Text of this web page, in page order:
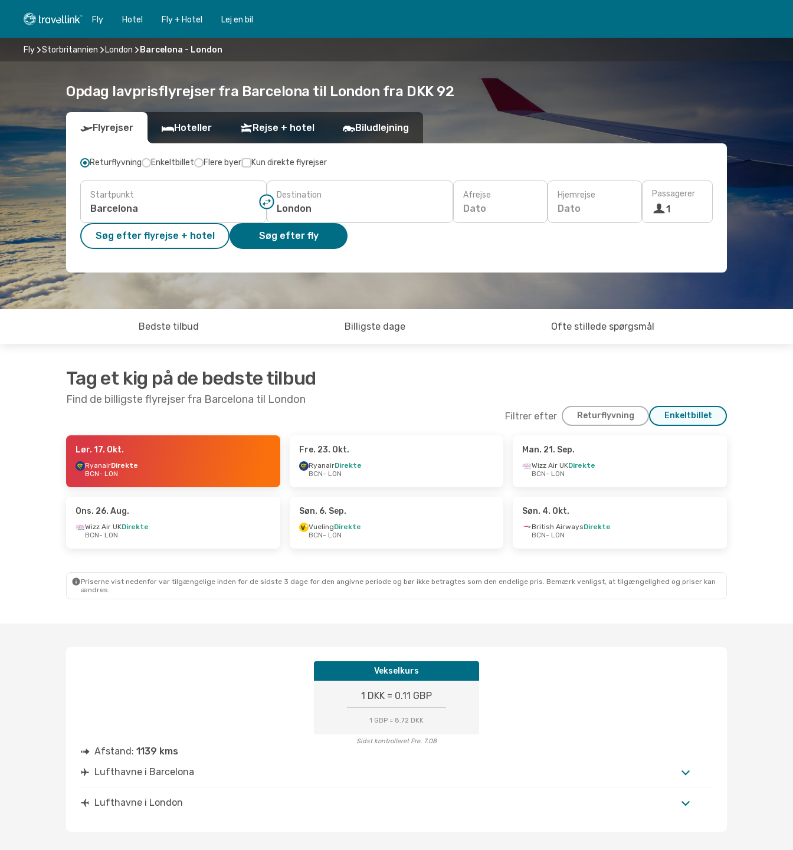
Fly Hotel Fly + Hotel Lej en bil
Fly Storbritannien London Barcelona - London
Opdag lavprisflyrejser fra Barcelona til London fra DKK 92
Flyrejser Hoteller Rejse + hotel Biludlejning
Returflyvning Enkeltbillet Flere byer Kun direkte flyrejser
Startpunkt Destination Afrejse
Dato
Hjemrejse
Dato
Passagerer
1
Søg efter flyrejse + hotel Søg efter fly
Bedste tilbud Billigste dage Ofte stillede spørgsmål
Tag et kig på de bedste tilbud
Find de billigste flyrejser fra Barcelona til London
Filtrer efter Returflyvning Enkeltbillet
- Man. 21. Sep. - Fre. 9. Okt.
- Tor. 3. Sep. - Søn. 1. Nov.
LON- BCN
Lør. 17. Okt.
RyanairDirekte
BCN- LON
Fre. 23. Okt.
RyanairDirekte
BCN- LON
Man. 21. Sep.
Wizz Air UKDirekte
BCN- LON
Ons. 26. Aug.
Wizz Air UKDirekte
BCN- LON
Søn. 6. Sep.
VuelingDirekte
BCN- LON
Søn. 4. Okt.
British AirwaysDirekte
BCN- LON
Priserne vist nedenfor var tilgængelige inden for de sidste 3 dage for den angivne periode og bør ikke betragtes som den endelige pris. Bemærk venligst, at tilgængelighed og priser kan
ændres.
Vekselkurs
1 DKK = 0.11 GBP
1 GBP = 8.72 DKK
Sidst kontrolleret Fre. 7.08
Afstand: 1139 kms
Lufthavne i Barcelona
Lufthavne i London